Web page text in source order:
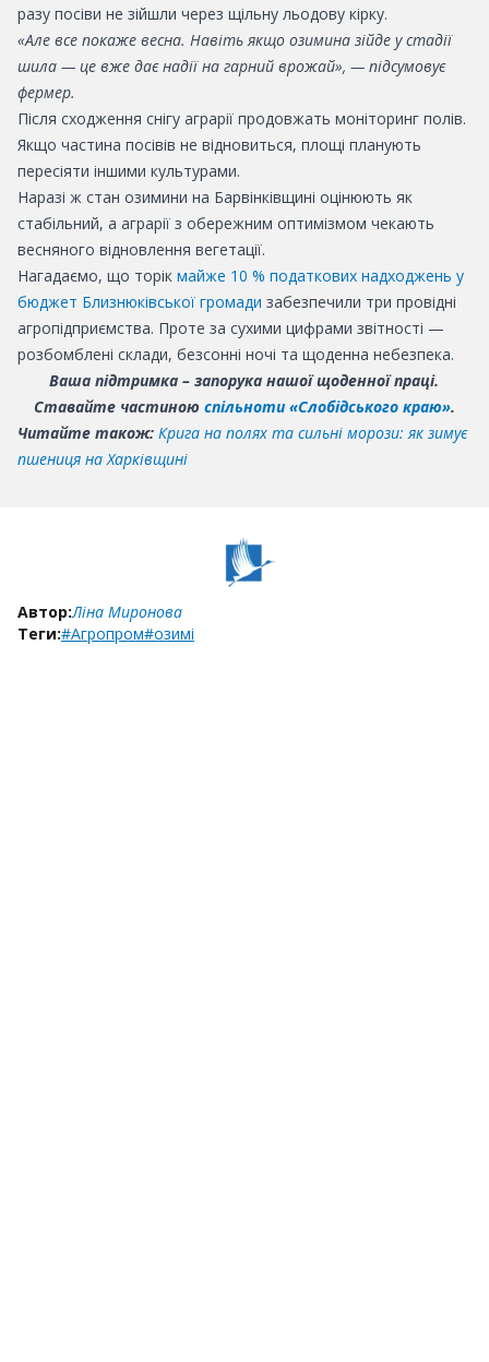
разу посіви не зійшли через щільну льодову кірку.
«Але все покаже весна. Навіть якщо озимина зійде у стадії
шила — це вже дає надії на гарний врожай», — підсумовує
фермер.
Після сходження снігу аграрії продовжать моніторинг полів.
Якщо частина посівів не відновиться, площі планують
пересіяти іншими культурами.
Наразі ж стан озимини на Барвінківщині оцінюють як
стабільний, а аграрії з обережним оптимізмом чекають
весняного відновлення вегетації.
Нагадаємо, що торік майже 10 % податкових надходжень у
бюджет Близнюківської громади забезпечили три провідні
агропідприємства. Проте за сухими цифрами звітності —
розбомблені склади, безсонні ночі та щоденна небезпека.
Ваша підтримка – запорука нашої щоденної праці.
Ставайте частиною спільноти «Слобідського краю».
Читайте також: Крига на полях та сильні морози: як зимує
пшениця на Харківщині
Автор:Ліна Миронова
Теги:#Агропром#озимі